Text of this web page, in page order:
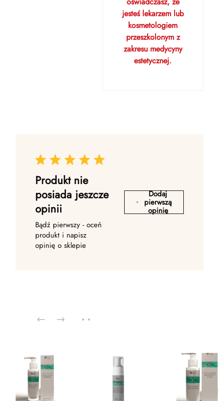
jesteś lekarzem lub
kosmetologiem
przeszkolonym z
zakresu medycyny
estetycznej.
Produkt nie
posiada jeszcze
opinii
Bądź pierwszy - oceń
produkt i napisz
opinię o sklepie
Dodaj
pierwszą
opinię